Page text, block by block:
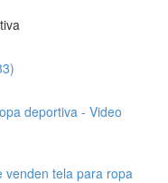
deportiva - Video
venden tela para ropa